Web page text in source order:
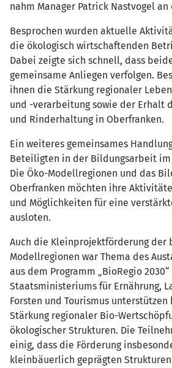
nahm Manager Patrick Nastvogel
Besprochen wurden aktuelle
die ökologisch wirtschaftenden
Dabei zeigte sich schnell, dass
gemeinsame Anliegen verfolgen.
ihnen die Stärkung regionaler
und -verarbeitung sowie der Erhalt
und Rinderhaltung in Oberfranken.
Ein weiteres gemeinsames
Beteiligten in der Bildungsarbeit
Die Öko-Modellregionen und das
Oberfranken möchten ihre
und Möglichkeiten für eine
ausloten.
Auch die Kleinprojektförderung der
Modellregionen war Thema des
aus dem Programm „BioRegio
Staatsministeriums für Ernährung,
Forsten und Tourismus
Stärkung regionaler Bio-
ökologischer Strukturen. Die
einig, dass die Förderung
kleinbäuerlich geprägten